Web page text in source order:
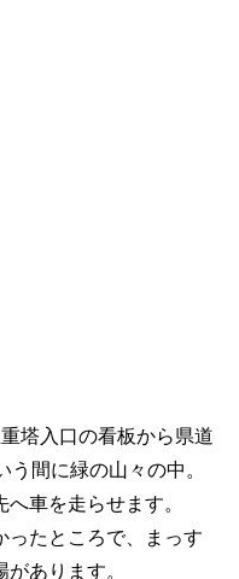
塔入口の看板から県道
間に緑の山々の中。
車を走らせます。
ったところで、まっす
あります。